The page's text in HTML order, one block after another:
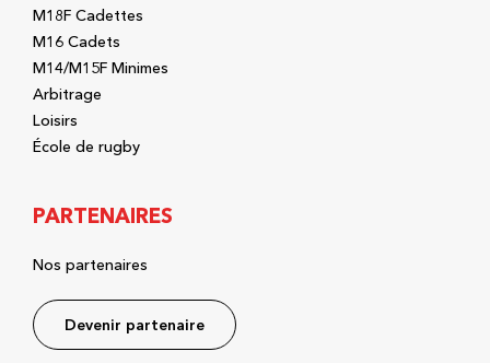
M18F Cadettes
M16 Cadets
M14/M15F Minimes
Arbitrage
Loisirs
École de rugby
PARTENAIRES
Nos partenaires
Devenir partenaire